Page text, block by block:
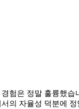
험은 정말 훌륭했습
의 자율성 덕분에